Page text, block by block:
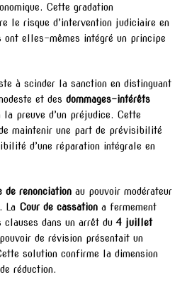
Cette gradation
le risque d’intervention judiciaire en
ont elles-mêmes intégré un principe
à scinder la sanction en distinguant
et des dommages-intérêts
la preuve d’un préjudice. Cette
maintenir une part de prévisibilité
d’une réparation intégrale en
de renonciation au pouvoir modérateur
La Cour de cassation a fermement
dans un arrêt du4 juillet
de révision présentait un
solution confirme la dimension
réduction.